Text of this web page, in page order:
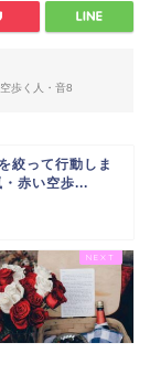
歩く人・音8
絞って行動しま
赤い空歩...